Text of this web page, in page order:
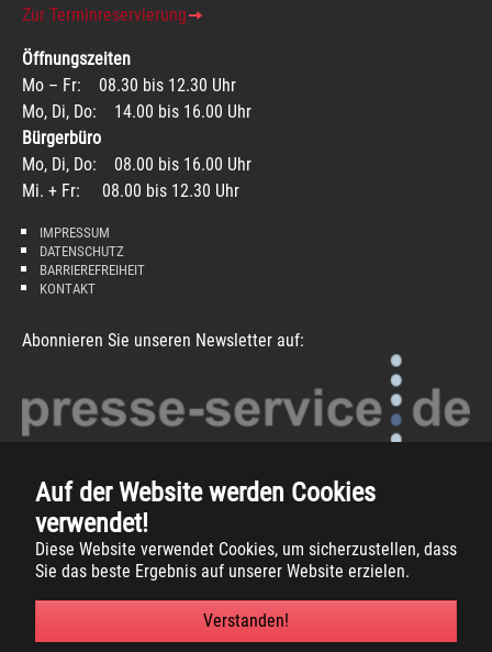
Auf der Website werden Cookies
verwendet!
Diese Website verwendet Cookies, um sicherzustellen, dass
Sie das beste Ergebnis auf unserer Website erzielen.
Verstanden!
Zur Terminreservierung
Öffnungszeiten
Mo – Fr: 08.30 bis 12.30 Uhr
Mo, Di, Do: 14.00 bis 16.00 Uhr
Bürgerbüro
Mo, Di, Do: 08.00 bis 16.00 Uhr
Mi. + Fr: 08.00 bis 12.30 Uhr
IMPRESSUM
DATENSCHUTZ
BARRIEREFREIHEIT
KONTAKT
Abonnieren Sie unseren Newsletter auf:
Copyright 2026 -Gemeinde Südlohn